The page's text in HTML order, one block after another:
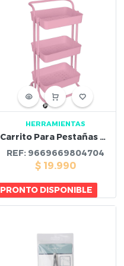
HERRAMIENTAS
Carrito Para Pestañas Rosa
REF: 9669669804704
$ 19.990
PRONTO DISPONIBLE